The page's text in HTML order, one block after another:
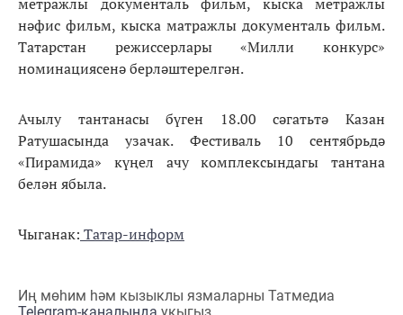
нәфис фильм, кыска матражлы документаль фильм.
Татарстан режиссерлары «Милли конкурс»
номинациясенә берләштерелгән.
Ачылу тантанасы бүген 18.00 сәгатьтә Казан
Ратушасында узачак. Фестиваль 10 сентябрьдә
«Пирамида» күңел ачу комплексындагы тантана
белән ябыла.
Чыганак: Татар-информ
Иң мөһим һәм кызыклы язмаларны Татмедиа